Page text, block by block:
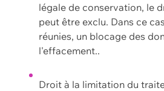
légale de conservation, le
peut être exclu. Dans ce
réunies, un blocage des
l'effacement..
Droit à la limitation du